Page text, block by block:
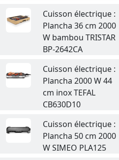
Cuisson électrique :
Plancha 36 cm 2000
W bambou TRISTAR
BP-2642CA
Cuisson électrique :
Plancha 2000 W 44
cm inox TEFAL
CB630D10
Cuisson électrique :
Plancha 50 cm 2000
W SIMEO PLA125